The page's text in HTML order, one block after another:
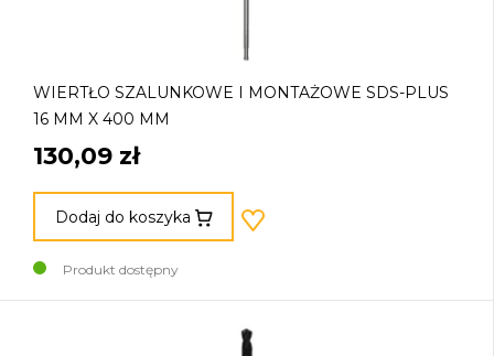
WIERTŁO SZALUNKOWE I MONTAŻOWE SDS-PLUS
16 MM X 400 MM
130,09 zł
Dodaj do koszyka
Produkt dostępny